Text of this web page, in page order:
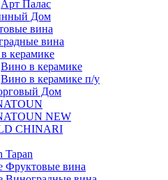
Арт Палас
Дом
вина
вина
керамике
Вино в керамике
Вино в керамике п/у
Дом
NEW
CHINARI
Tapan
Фруктовые вина